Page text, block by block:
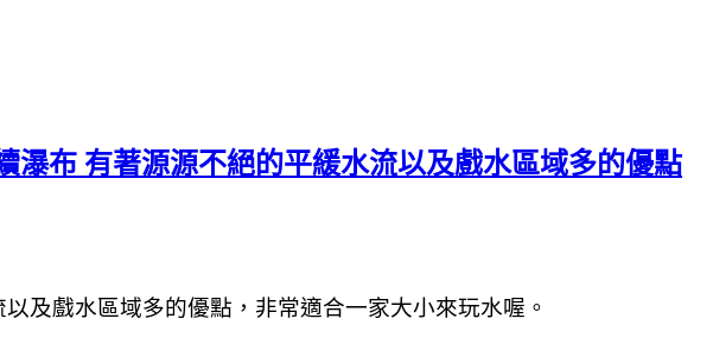
布 有著源源不絕的平緩水流以及戲水區域多的優點
以及戲水區域多的優點， 非常適合一家大小來玩水喔。